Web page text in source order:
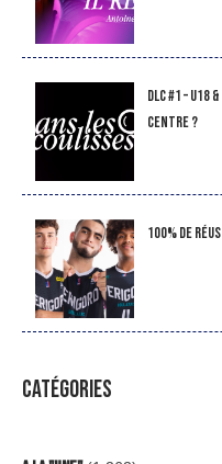
DLC #1 –
Centre ?
100% de
CATÉGORIES